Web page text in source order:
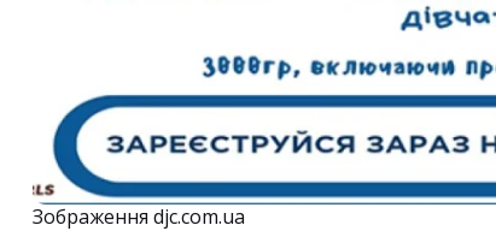
Зображення djc.com.ua